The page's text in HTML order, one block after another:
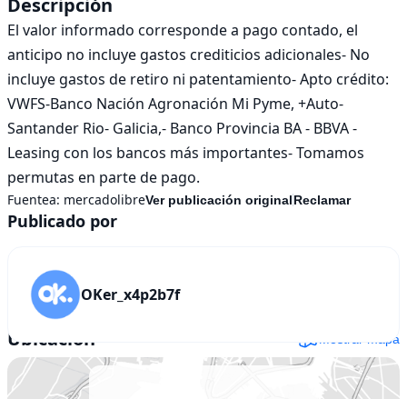
El valor informado corresponde a pago contado, el
anticipo no incluye gastos crediticios adicionales- No
incluye gastos de retiro ni patentamiento- Apto crédito:
VWFS-Banco Nación Agronación Mi Pyme, +Auto-
Santander Rio- Galicia,- Banco Provincia BA - BBVA -
Leasing con los bancos más importantes- Tomamos
permutas en parte de pago.
Fuentea: mercadolibreVer publicación originalReclamar
Publicado por
OKer_x4p2b7f
Ubicación Mostrar mapa